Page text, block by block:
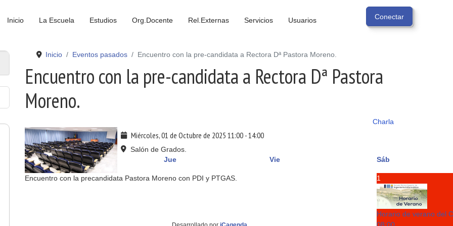
Inicio La Escuela Estudios Org.Docente Rel.Externas Servicios Usuarios
Mié Jue Vie Sáb
1
Horario de verano del
Inicio Eventos pasados Encuentro con la pre-candidata a Rectora Dª Pastora Moreno.
Encuentro con la pre-candidata a Rectora Dª Pastora
Moreno.
Charla
Miércoles, 01 de Octubre de 2025 11:00-14:00
Salón de Grados.
Encuentro con la precandidata Pastora Moreno con PDI y PTGAS.